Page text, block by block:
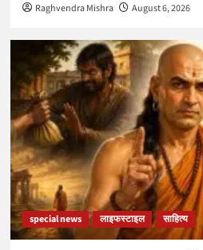
Raghvendra Mishra August 6, 2026
special news लाइफस्टाइल साहित्य